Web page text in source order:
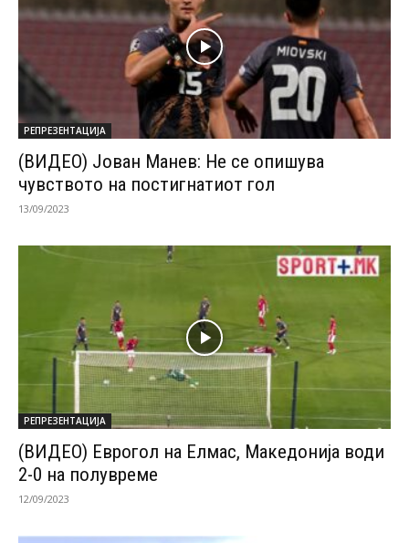
РЕПРЕЗЕНТАЦИЈА
(ВИДЕО) Јован Манев: Не се опишува
чувството на постигнатиот гол
13/09/2023
РЕПРЕЗЕНТАЦИЈА
(ВИДЕО) Еврогол на Елмас, Македонија води
2-0 на полувреме
12/09/2023